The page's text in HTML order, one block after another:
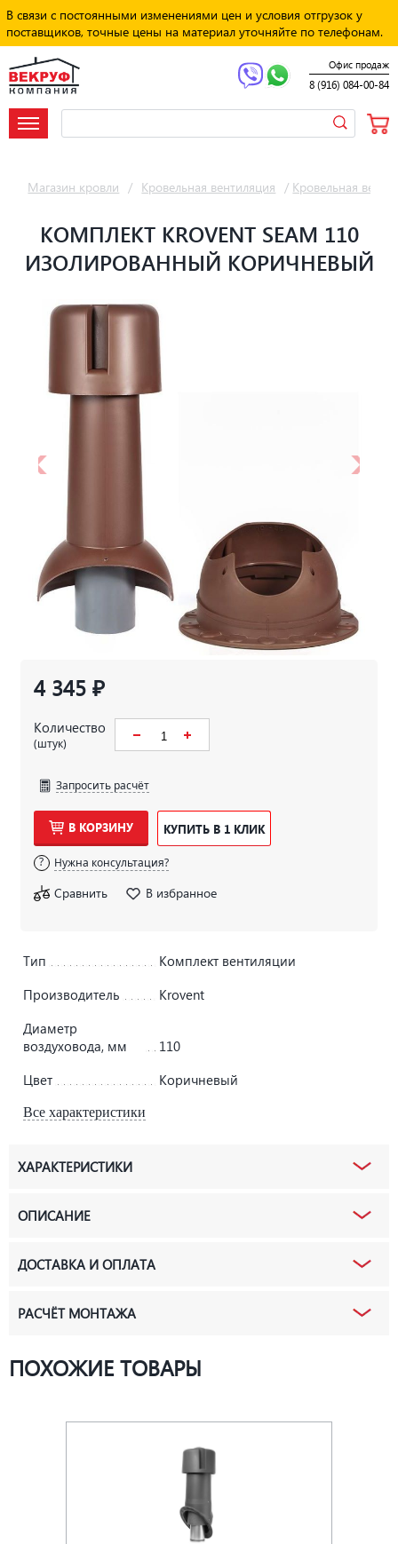
В связи с постоянными изменениями цен и условия отгрузок у
поставщиков, точные цены на материал уточняйте по телефонам.
Офис продаж
8 (916) 084-00-84
Магазин кровли / Кровельная вентиляция / Кровельная
КОМПЛЕКТ KROVENT SEAM 110
ИЗОЛИРОВАННЫЙ КОРИЧНЕВЫЙ
4 345 ₽
Количество
(штук)
Запросить расчёт
В КОРЗИНУ КУПИТЬ В 1 КЛИК
Нужна консультация?
Сравнить В избранное
Тип
Комплект вентиляции
Производитель
Krovent
Диаметр
воздуховода, мм
110
Цвет
Коричневый
Все характеристики
ХАРАКТЕРИСТИКИ
ОПИСАНИЕ
ДОСТАВКА И ОПЛАТА
РАСЧЁТ МОНТАЖА
ПОХОЖИЕ ТОВАРЫ